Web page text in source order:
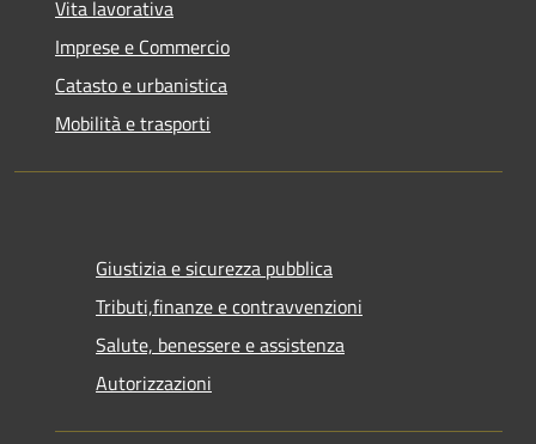
Vita lavorativa
Imprese e Commercio
Catasto e urbanistica
Mobilità e trasporti
Giustizia e sicurezza pubblica
Tributi,finanze e contravvenzioni
Salute, benessere e assistenza
Autorizzazioni